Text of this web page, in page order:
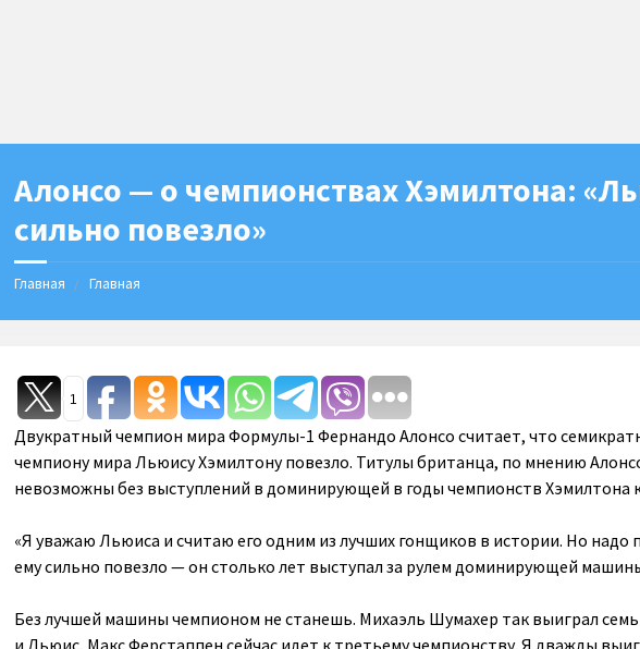
Алонсо — о чемпионствах Хэмилтона:
сильно повезло»
Главная Главная
1
Двукратный чемпион мира Формулы-1 Фернандо Алонсо считает, что
чемпиону мира Льюису Хэмилтону повезло. Титулы британца, по мнению
невозможны без выступлений в доминирующей в годы чемпионств Хэмилтона
«Я уважаю Льюиса и считаю его одним из лучших гонщиков в истории. Но надо
ему сильно повезло — он столько лет выступал за рулем доминирующей
Без лучшей машины чемпионом не станешь. Михаэль Шумахер так выиграл
и Льюис, Макс Ферстаппен сейчас идет к третьему чемпионству. Я дважды